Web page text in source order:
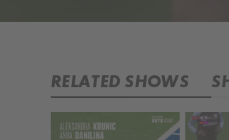
RELATED SHOWS